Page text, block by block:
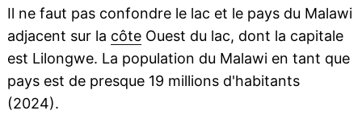
Il ne faut pas confondre le lac et le pays du Malawi
adjacent sur la côteOuest du lac, dont la capitale
est Lilongwe. La population du Malawi en tant que
pays est de presque 19 millions d'habitants
(2024).